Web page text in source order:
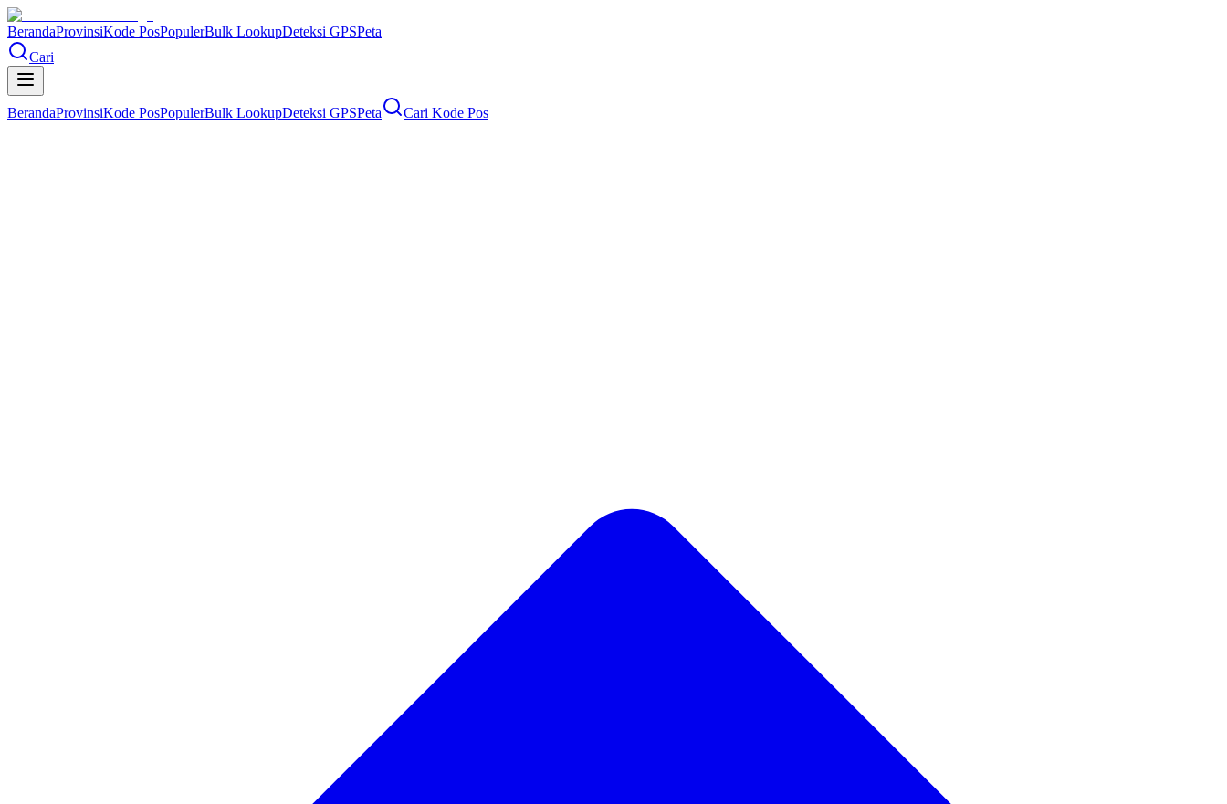
BerandaProvinsiKode PosPopulerBulk LookupDeteksi GPSPeta
Cari
BerandaProvinsiKode PosPopulerBulk LookupDeteksi GPSPeta Cari Kode Pos